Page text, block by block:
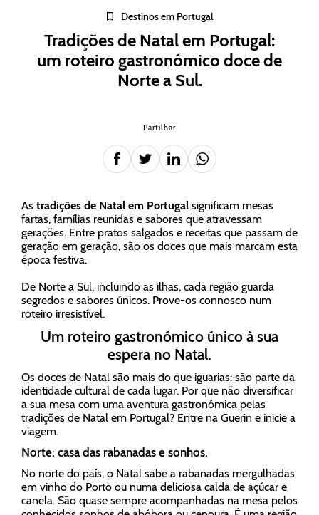
Destinos em Portugal
Tradições de Natal em Portugal:
um roteiro gastronómico doce de
Norte a Sul.
Partilhar
As tradições de Natal em Portugal significam mesas
fartas, famílias reunidas e sabores que atravessam
gerações. Entre pratos salgados e receitas que passam de
geração em geração, são os doces que mais marcam esta
época festiva.
De Norte a Sul, incluindo as ilhas, cada região guarda
segredos e sabores únicos. Prove-os connosco num
roteiro irresistível.
Um roteiro gastronómico único à sua
espera no Natal.
Os doces de Natal são mais do que iguarias: são parte da
identidade cultural de cada lugar. Por que não diversificar
a sua mesa com uma aventura gastronómica pelas
tradições de Natal em Portugal? Entre na Guerin e inicie a
viagem.
Norte: casa das rabanadas e sonhos.
No norte do país, o Natal sabe a rabanadas mergulhadas
em vinho do Porto ou numa deliciosa calda de açúcar e
canela. São quase sempre acompanhadas na mesa pelos